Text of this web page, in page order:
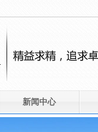
新闻中心